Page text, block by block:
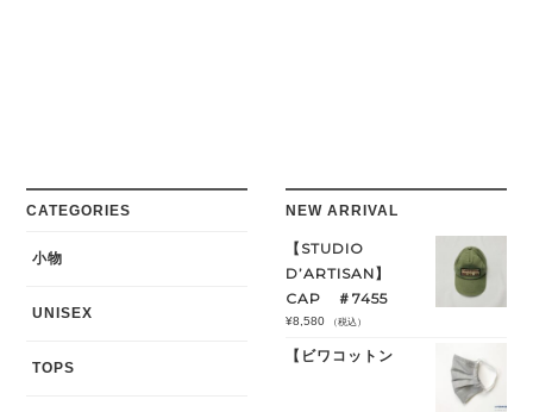
CATEGORIES
小物
UNISEX
TOPS
NEW ARRIVAL
【STUDIO
D’ARTISAN】
CAP ＃7455
¥8,580 （税込）
【ビワコットン